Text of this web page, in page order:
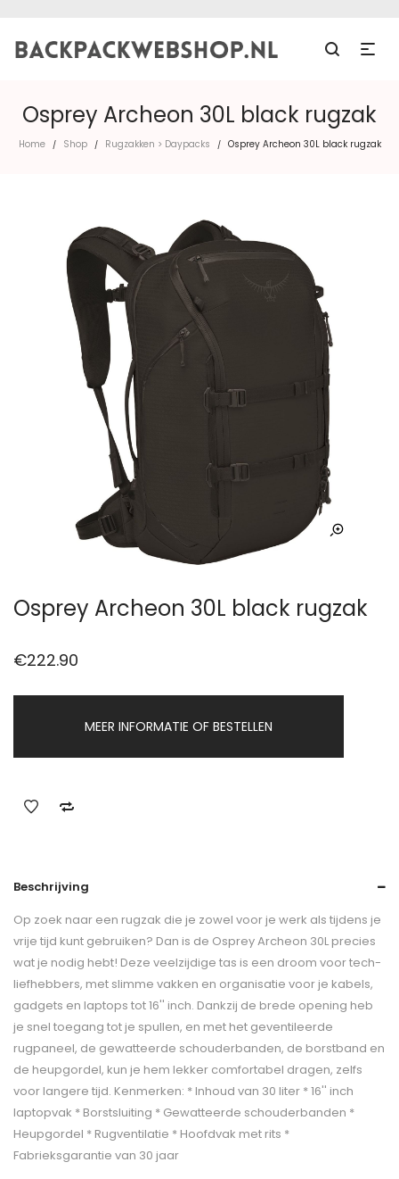
Osprey Archeon 30L black rugzak
Home / Shop / Rugzakken > Daypacks / Osprey Archeon 30L black rugzak
Osprey Archeon 30L black rugzak
€222.90
MEER INFORMATIE OF BESTELLEN
Beschrijving
Op zoek naar een rugzak die je zowel voor je werk als tijdens je
vrije tijd kunt gebruiken? Dan is de Osprey Archeon 30L precies
wat je nodig hebt! Deze veelzijdige tas is een droom voor tech-
liefhebbers, met slimme vakken en organisatie voor je kabels,
gadgets en laptops tot 16'' inch. Dankzij de brede opening heb
je snel toegang tot je spullen, en met het geventileerde
rugpaneel, de gewatteerde schouderbanden, de borstband en
de heupgordel, kun je hem lekker comfortabel dragen, zelfs
voor langere tijd. Kenmerken: * Inhoud van 30 liter * 16'' inch
laptopvak * Borstsluiting * Gewatteerde schouderbanden *
Heupgordel * Rugventilatie * Hoofdvak met rits *
Fabrieksgarantie van 30 jaar